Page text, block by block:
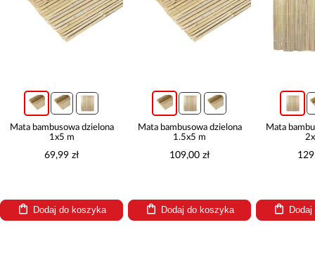
bambusowa dzielona
1x5 m
69,99 zł
Dodaj do koszyka
Mata bambusowa dzielona
1.5x5 m
109,00 zł
Dodaj do koszyka
Mata
2x5
Dodaj